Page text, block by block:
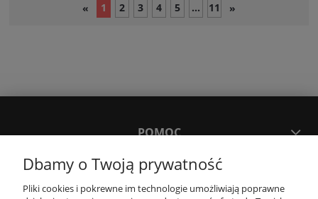
« 1 2 3 4 5 ... 11 »
POMOC
MOJE KONTO
Dbamy o Twoją prywatność
Pliki cookies i pokrewne im technologie umożliwiają poprawne